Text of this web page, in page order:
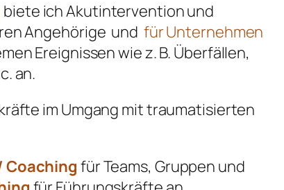
biete ich Akutintervention und
Angehörige und für Unternehmen
Ereignissen wie z. B. Überfällen,
an.
im Umgang mit traumatisierten
Coaching für Teams, Gruppen und